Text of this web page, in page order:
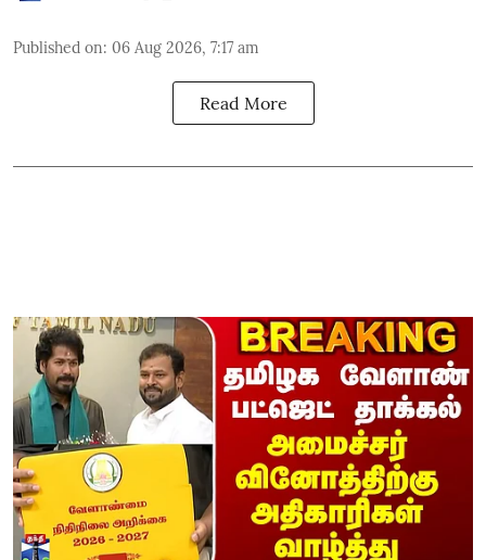
Published on: 06 Aug 2026, 7:17 am
Read More